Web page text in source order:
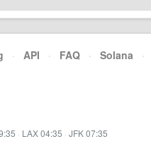
· API · FAQ · Solana ·
· LAX 04:35 · JFK 07:35